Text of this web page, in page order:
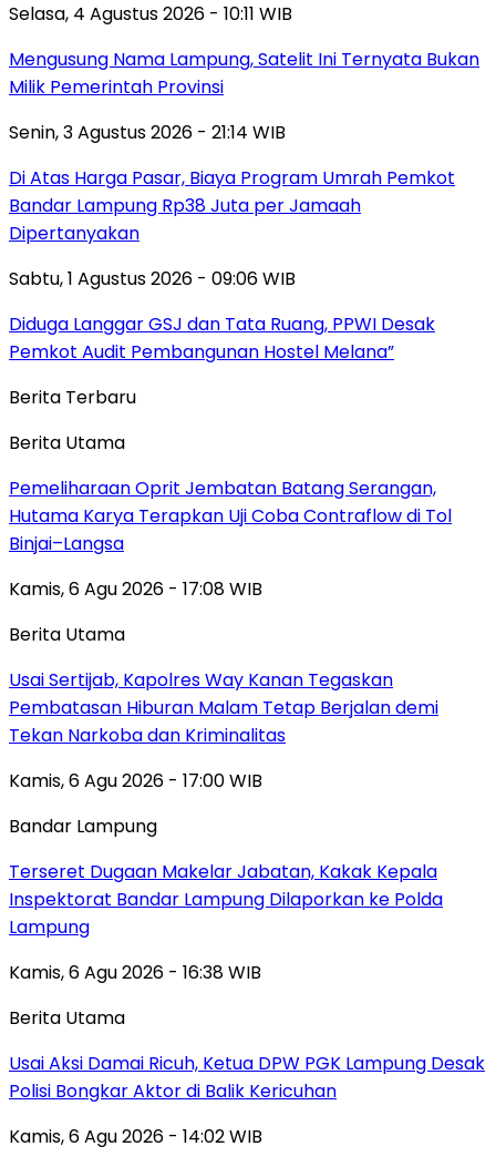
Selasa, 4 Agustus 2026 - 10:11 WIB
Mengusung Nama Lampung, Satelit Ini Ternyata Bukan
Milik Pemerintah Provinsi
Senin, 3 Agustus 2026 - 21:14 WIB
Di Atas Harga Pasar, Biaya Program Umrah Pemkot
Bandar Lampung Rp38 Juta per Jamaah
Dipertanyakan
Sabtu, 1 Agustus 2026 - 09:06 WIB
Diduga Langgar GSJ dan Tata Ruang, PPWI Desak
Pemkot Audit Pembangunan Hostel Melana”
Berita Terbaru
Berita Utama
Pemeliharaan Oprit Jembatan Batang Serangan,
Hutama Karya Terapkan Uji Coba Contraflow di Tol
Binjai–Langsa
Kamis, 6 Agu 2026 - 17:08 WIB
Berita Utama
Usai Sertijab, Kapolres Way Kanan Tegaskan
Pembatasan Hiburan Malam Tetap Berjalan demi
Tekan Narkoba dan Kriminalitas
Kamis, 6 Agu 2026 - 17:00 WIB
Bandar Lampung
Terseret Dugaan Makelar Jabatan, Kakak Kepala
Inspektorat Bandar Lampung Dilaporkan ke Polda
Lampung
Kamis, 6 Agu 2026 - 16:38 WIB
Berita Utama
Usai Aksi Damai Ricuh, Ketua DPW PGK Lampung Desak
Polisi Bongkar Aktor di Balik Kericuhan
Kamis, 6 Agu 2026 - 14:02 WIB